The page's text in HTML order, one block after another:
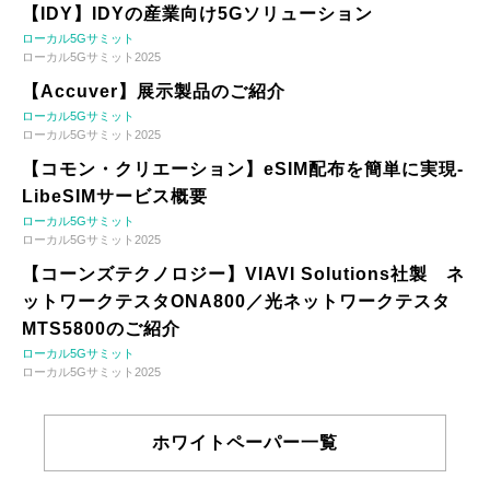
【IDY】IDYの産業向け5Gソリューション
ローカル5Gサミット
ローカル5Gサミット2025
【Accuver】展示製品のご紹介
ローカル5Gサミット
ローカル5Gサミット2025
【コモン・クリエーション】eSIM配布を簡単に実現-
LibeSIMサービス概要
ローカル5Gサミット
ローカル5Gサミット2025
【コーンズテクノロジー】VIAVI Solutions社製 ネ
ットワークテスタONA800／光ネットワークテスタ
MTS5800のご紹介
ローカル5Gサミット
ローカル5Gサミット2025
ホワイトペーパー一覧